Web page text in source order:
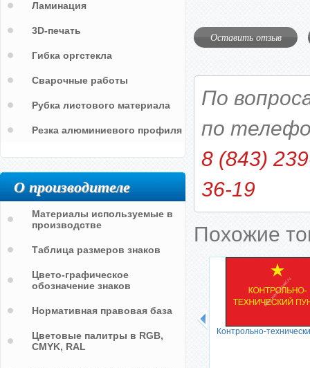
Оставить отзыв
По
по
8 (843)
36-19
Похожие
Проход(проезд)
запрещен(закрыт)
Контрольно-
Ламинация
3D-печать
Гибка оргстекла
Сварочные работы
Рубка листового материала
Резка алюминиевого профиля
О производителе
Материалы используемые в
производстве
Таблица размеров знаков
Цвето-графическое
обозначение знаков
Нормативная правовая база
Цветовые палитры в RGB,
CMYK, RAL